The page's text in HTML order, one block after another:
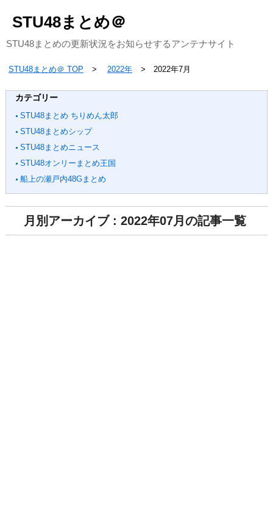
STU48まとめ＠
STU48まとめの更新状況をお知らせするアンテナサイト
STU48まとめ＠ TOP 2022年 2022年7月
カテゴリー
STU48まとめ ちりめん太郎
STU48まとめシップ
STU48まとめニュース
STU48オンリーまとめ王国
船上の瀬戸内48Gまとめ
月別アーカイブ : 2022年07月の記事一覧